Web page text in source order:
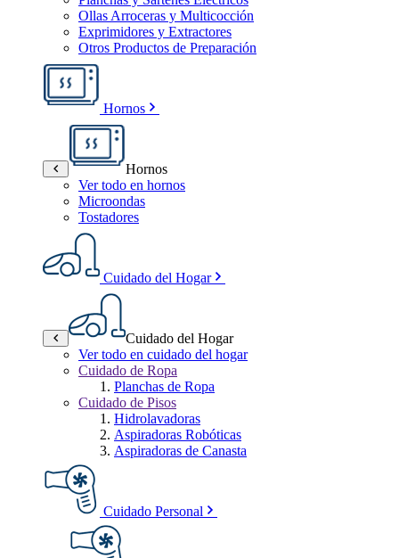
Ollas Arroceras y Multicocción
Exprimidores y Extractores
Otros Productos de Preparación
Hornos
Hornos
Ver todo en hornos
Microondas
Tostadores
Cuidado del Hogar
Cuidado del Hogar
Ver todo en cuidado del hogar
Cuidado de Ropa
Planchas de Ropa
Cuidado de Pisos
Hidrolavadoras
Aspiradoras Robóticas
Aspiradoras de Canasta
Cuidado Personal